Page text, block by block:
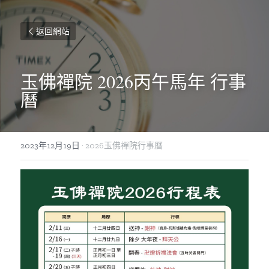
返回網站
玉佛禪院 2026丙午馬年 行事
曆
2023年12月19日 · 2026玉佛禪院行事曆